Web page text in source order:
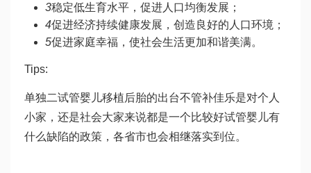
3稳定低生育水平，促进人口均衡发展；
4促进经济持续健康发展，创造良好的人口环境；
5促进家庭幸福，使社会生活更加和谐美满。
Tips:
单独二试管婴儿移植后胎的出台不管补佳乐是对个人
小家，还是社会大家来说都是一个比较好试管婴儿有
什么缺陷的政策，各省市也会相继落实到位。